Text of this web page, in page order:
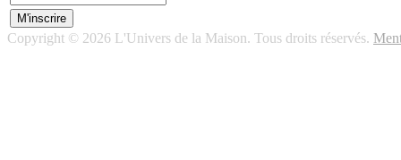
Copyright © 2026 L'Univers de la Maison. Tous droits réservés.